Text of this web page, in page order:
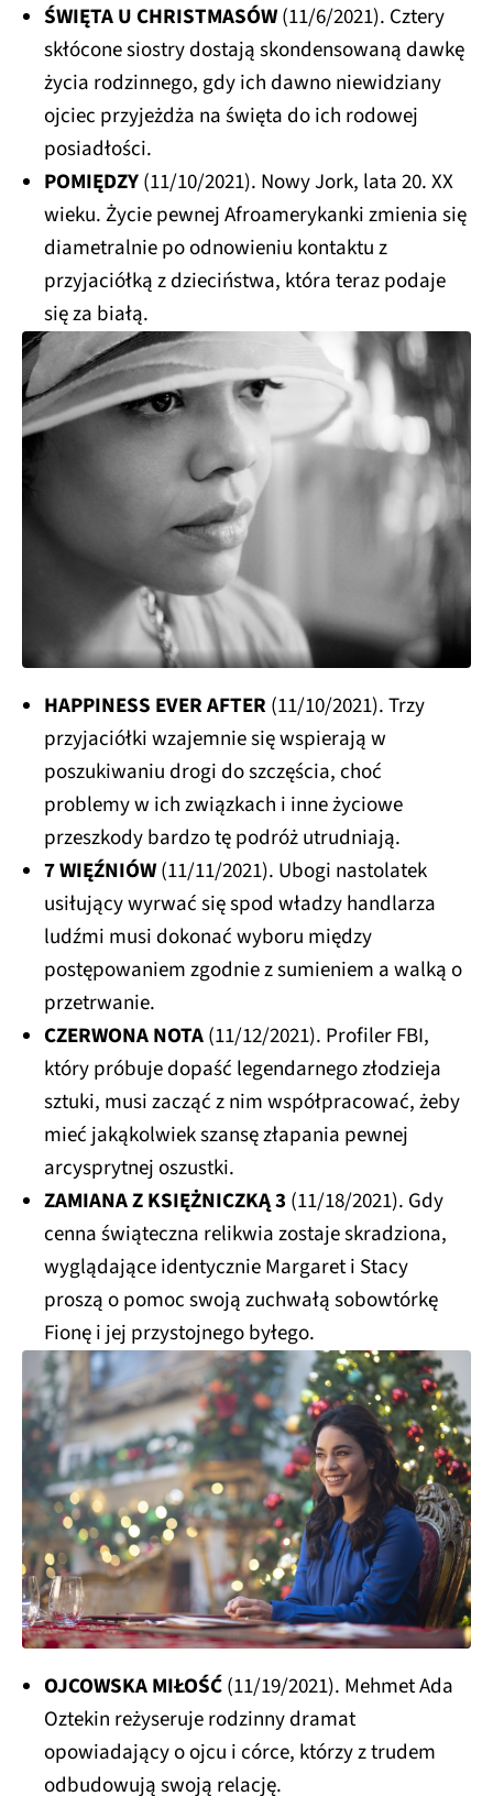
ŚWIĘTA U CHRISTMASÓW(11/6/2021). Cztery
skłócone siostry dostają skondensowaną dawkę
życia rodzinnego, gdy ich dawno niewidziany
ojciec przyjeżdża na święta do ich rodowej
posiadłości.
POMIĘDZY(11/10/2021). Nowy Jork, lata 20. XX
wieku. Życie pewnej Afroamerykanki zmienia się
diametralnie po odnowieniu kontaktu z
przyjaciółką z dzieciństwa, która teraz podaje
się za białą.
HAPPINESS EVER AFTER (11/10/2021). Trzy
przyjaciółki wzajemnie się wspierają w
poszukiwaniu drogi do szczęścia, choć
problemy w ich związkach i inne życiowe
przeszkody bardzo tę podróż utrudniają.
7 WIĘŹNIÓW(11/11/2021). Ubogi nastolatek
usiłujący wyrwać się spod władzy handlarza
ludźmi musi dokonać wyboru między
postępowaniem zgodnie z sumieniem a walką o
przetrwanie.
CZERWONA NOTA(11/12/2021). Profiler FBI,
który próbuje dopaść legendarnego złodzieja
sztuki, musi zacząć z nim współpracować, żeby
mieć jakąkolwiek szansę złapania pewnej
arcysprytnej oszustki.
ZAMIANA Z KSIĘŻNICZKĄ 3 (11/18/2021). Gdy
cenna świąteczna relikwia zostaje skradziona,
wyglądające identycznie Margaret i Stacy
proszą o pomoc swoją zuchwałą sobowtórkę
Fionę i jej przystojnego byłego.
OJCOWSKA MIŁOŚĆ(11/19/2021). Mehmet Ada
Oztekin reżyseruje rodzinny dramat
opowiadający o ojcu i córce, którzy z trudem
odbudowują swoją relację.